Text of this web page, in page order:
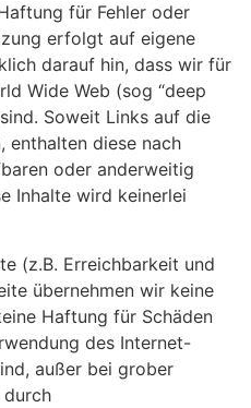
für Fehler oder
erfolgt auf eigene
darauf hin, dass wir für
Wide Web (sog “deep
Soweit Links auf die
enthalten diese nach
oder anderweitig
Inhalte wird keinerlei
(z.B. Erreichbarkeit und
übernehmen wir keine
Haftung für Schäden
des Internet-
außer bei grober
durch